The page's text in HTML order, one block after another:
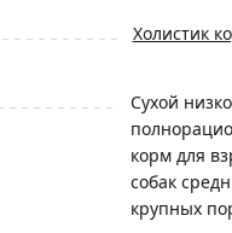
Холистик
Сухой
корм для
собак
крупных